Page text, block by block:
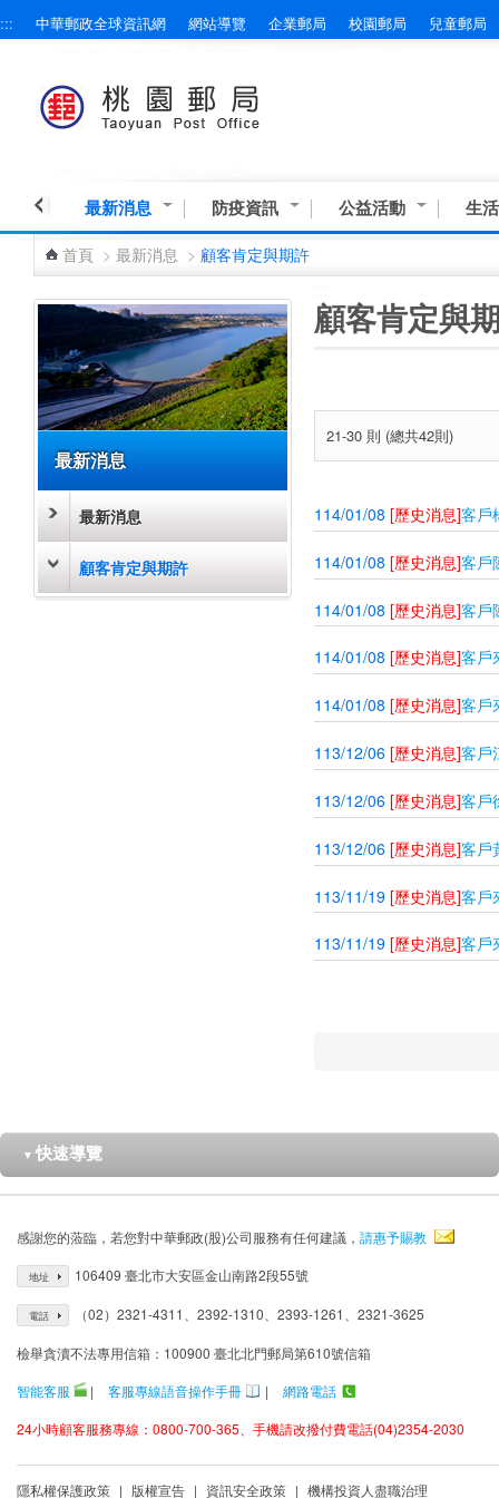
跳到主要內容區塊
::: 中華郵政全球資訊網 網站導覽 企業郵局 校園郵局 兒童郵局
最新消息 防疫資訊 公益活動 生
首頁 > 最新消息 > 顧客肯定與期許
最新消息
最新消息
顧客肯定與期許
顧客肯定與
21-30 則 (總共42則)
114/01/08 [歷史消息]客戶
114/01/08 [歷史消息]客戶
114/01/08 [歷史消息]客戶
114/01/08 [歷史消息]客戶
114/01/08 [歷史消息]客戶
113/12/06 [歷史消息]客戶
113/12/06 [歷史消息]客戶
113/12/06 [歷史消息]客戶
113/11/19 [歷史消息]客戶
113/11/19 [歷史消息]客戶
▼ 快速導覽
感謝您的蒞臨，若您對中華郵政(股)公司服務有任何建議， 請惠予賜教
地址 106409 臺北市大安區金山南路2段55號
電話 （02）2321-4311、2392-1310、2393-1261、2321-3625
檢舉貪瀆不法專用信箱：100900 臺北北門郵局第610號信箱
智能客服
| 客服專線語音操作手冊 |
網路電話
24小時顧客服務專線：0800-700-365、手機請改撥付費電話(04)2354-2030
隱私權保護政策 | 版權宣告 | 資訊安全政策 | 機構投資人盡職治理